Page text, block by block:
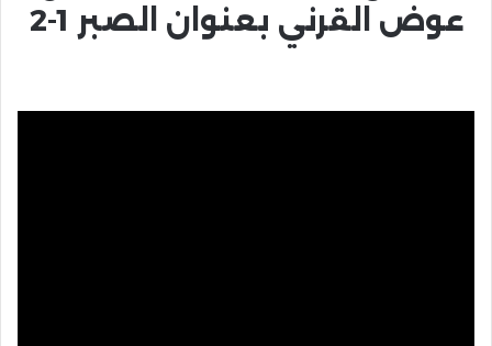
عوض القرني بعنوان الصبر 1-2